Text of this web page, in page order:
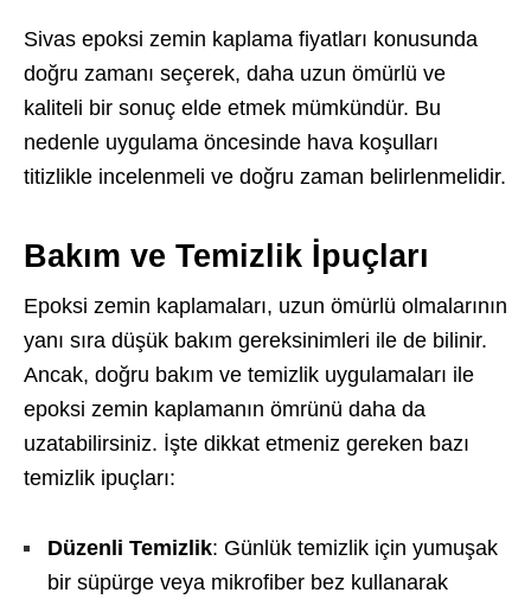
Sivas epoksi zemin kaplama fiyatları konusunda
doğru zamanı seçerek, daha uzun ömürlü ve
kaliteli bir sonuç elde etmek mümkündür. Bu
nedenle uygulama öncesinde hava koşulları
titizlikle incelenmeli ve doğru zaman belirlenmelidir.
Bakım ve Temizlik İpuçları
Epoksi zemin kaplamaları, uzun ömürlü olmalarının
yanı sıra düşük bakım gereksinimleri ile de bilinir.
Ancak, doğru bakım ve temizlik uygulamaları ile
epoksi zemin kaplamanın ömrünü daha da
uzatabilirsiniz. İşte dikkat etmeniz gereken bazı
temizlik ipuçları:
Düzenli Temizlik: Günlük temizlik için yumuşak
bir süpürge veya mikrofiber bez kullanarak